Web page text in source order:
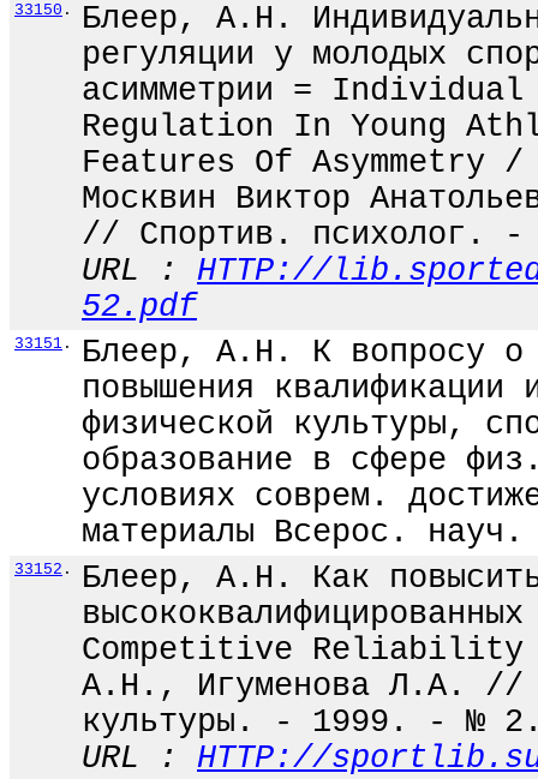
33150 .
Блеер, А.Н.
регуляции у молодых
асимметрии =
Regulation In Young
Features Of Asymmetry /
Москвин Виктор
// Спортив.
URL : HTTP://
52.pdf
33151 .
Блеер, А.Н. К вопросу о
повышения квалификации
физической культуры,
образование в сфере
условиях соврем.
материалы Всерос.
33152 .
Блеер, А.Н. Как повысить
Competitive
А.Н., Игуменова Л.А. //
культуры. - 1999. - №
URL : HTTP://